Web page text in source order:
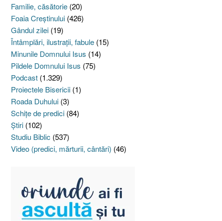
Familie, căsătorie (20)
Foaia Creştinului (426)
Gândul zilei (19)
Întâmplări, ilustraţii, fabule (15)
Minunile Domnului Isus (14)
Pildele Domnului Isus (75)
Podcast (1.329)
Proiectele Bisericii (1)
Roada Duhului (3)
Schiţe de predici (84)
Ştiri (102)
Studiu Biblic (537)
Video (predici, mărturii, cântări) (46)